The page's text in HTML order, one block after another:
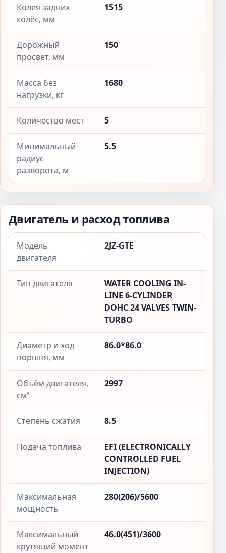
Колея задних
колёс, мм
1515
Дорожный
просвет, мм
150
Масса без
нагрузки, кг
1680
Количество мест 5
Минимальный
радиус
разворота, м
5.5
Двигатель и расход топлива
Модель
двигателя
2JZ-GTE
Тип двигателя
WATER COOLING IN-
LINE 6-CYLINDER
DOHC 24 VALVES TWIN-
TURBO
Диаметр и ход
поршня, мм
86.0*86.0
Объём двигателя,
см³
2997
Степень сжатия 8.5
Подача топлива
EFI (ELECTRONICALLY
CONTROLLED FUEL
INJECTION)
Максимальная
мощность
280(206)/5600
Максимальный
крутящий момент
46.0(451)/3600